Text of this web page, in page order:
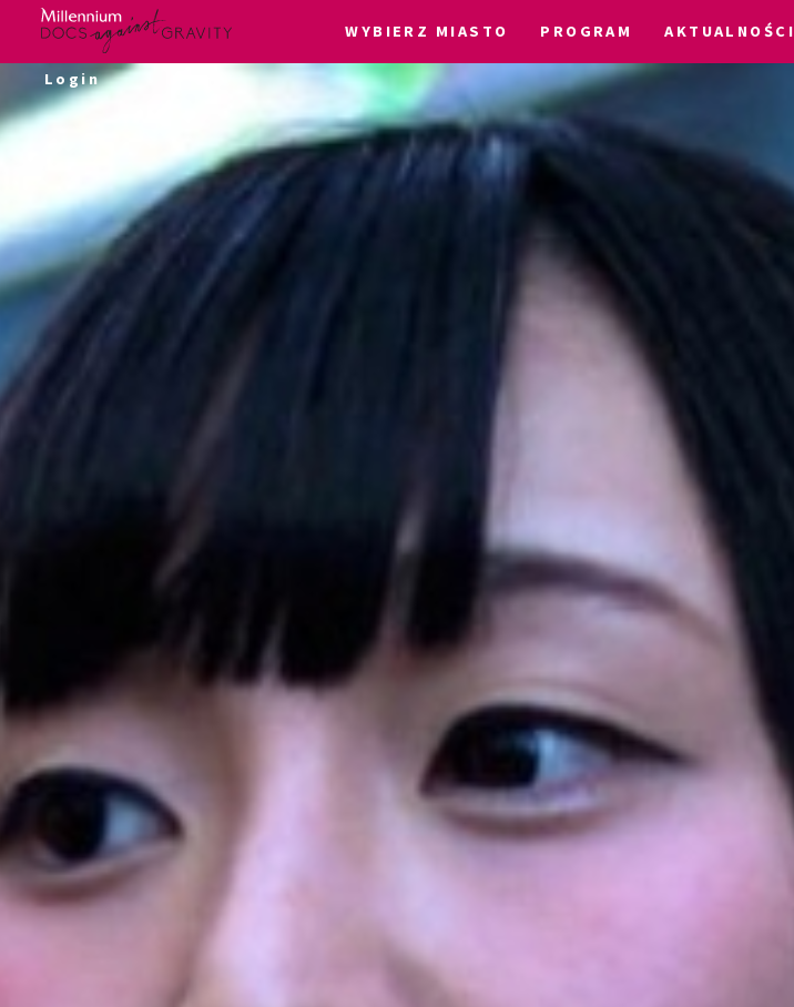
to
content
WYBIERZ MIASTO PROGRAM AKTUALNOŚCI
Login